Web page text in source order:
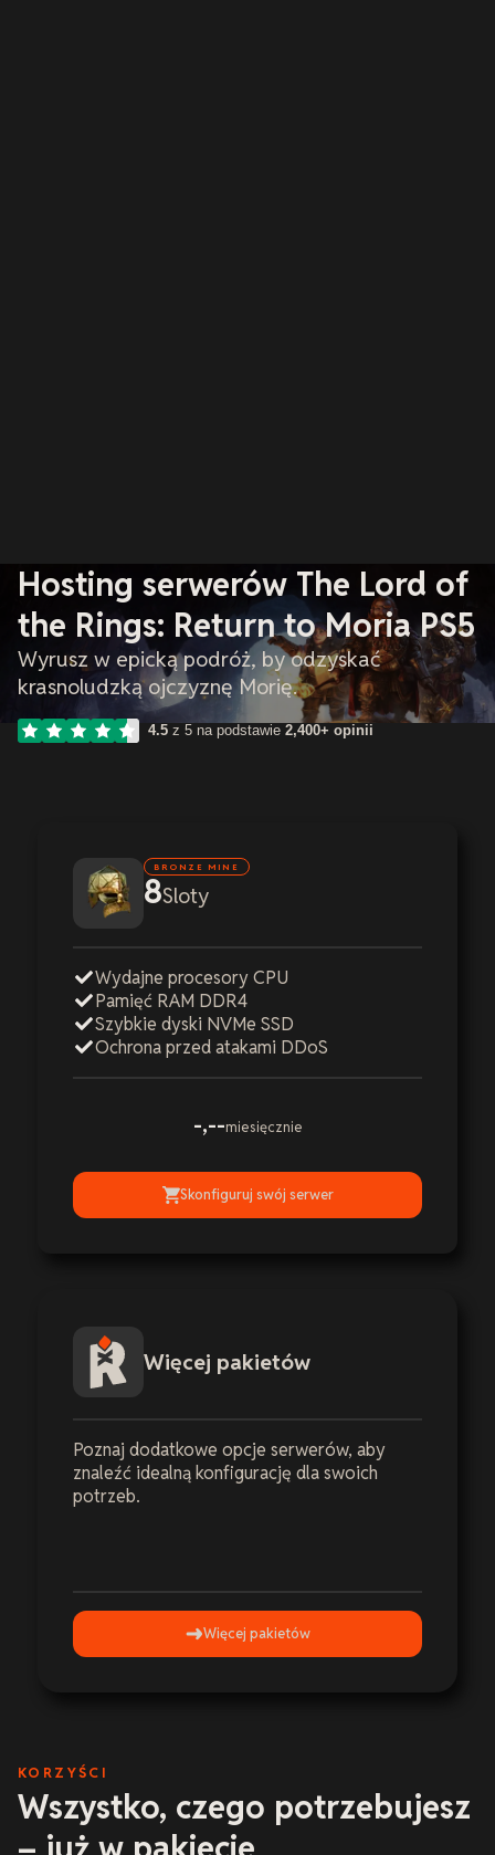
Hosting serwerów The Lord of
the Rings: Return to Moria PS5
Wyrusz w epicką podróż, by odzyskać
krasnoludzką ojczyznę Morię.
4.5 z 5 na podstawie 2,400+ opinii
BRONZE MINE
8Sloty
Wydajne procesory CPU
Pamięć RAM DDR4
Szybkie dyski NVMe SSD
Ochrona przed atakami DDoS
-,--miesięcznie
Skonfiguruj swój serwer
Więcej pakietów
Poznaj dodatkowe opcje serwerów, aby
znaleźć idealną konfigurację dla swoich
potrzeb.
Więcej pakietów
KORZYŚCI
Wszystko, czego potrzebujesz